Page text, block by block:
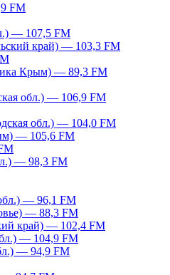
FM
— 107,5 FM
край) — 103,3 FM
Крым) — 89,3 FM
обл.) — 106,9 FM
обл.) — 104,0 FM
— 105,6 FM
— 98,3 FM
— 96,1 FM
— 88,3 FM
край) — 102,4 FM
— 104,9 FM
— 94,9 FM